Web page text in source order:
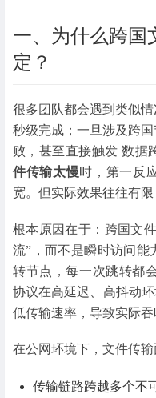
一、为什么跨国
定？
很多团队都会遇到类似
秒级完成；一旦涉及跨
败，甚至直接触发 数据
件传输太慢时，第一反
宽。但实际效果往往有限
根本原因在于： 跨国文
流”，而不是瞬时访问能
转节点，每一次跳转都
协议在高延迟、高抖动
低传输速率，导致实际吞
在公网环境下，文件传输
传输链路跨越多个不